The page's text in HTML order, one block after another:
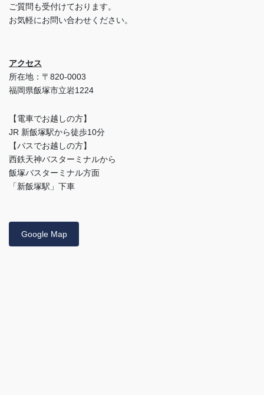
ご質問も受付けております。
お気軽にお問い合わせください。
アクセス
所在地：〒820-0003
福岡県飯塚市立岩1224
【電車でお越しの方】
JR 新飯塚駅から徒歩10分
【バスでお越しの方】
西鉄天神バスターミナルから
飯塚バスターミナル方面
「新飯塚駅」下車
Google Map